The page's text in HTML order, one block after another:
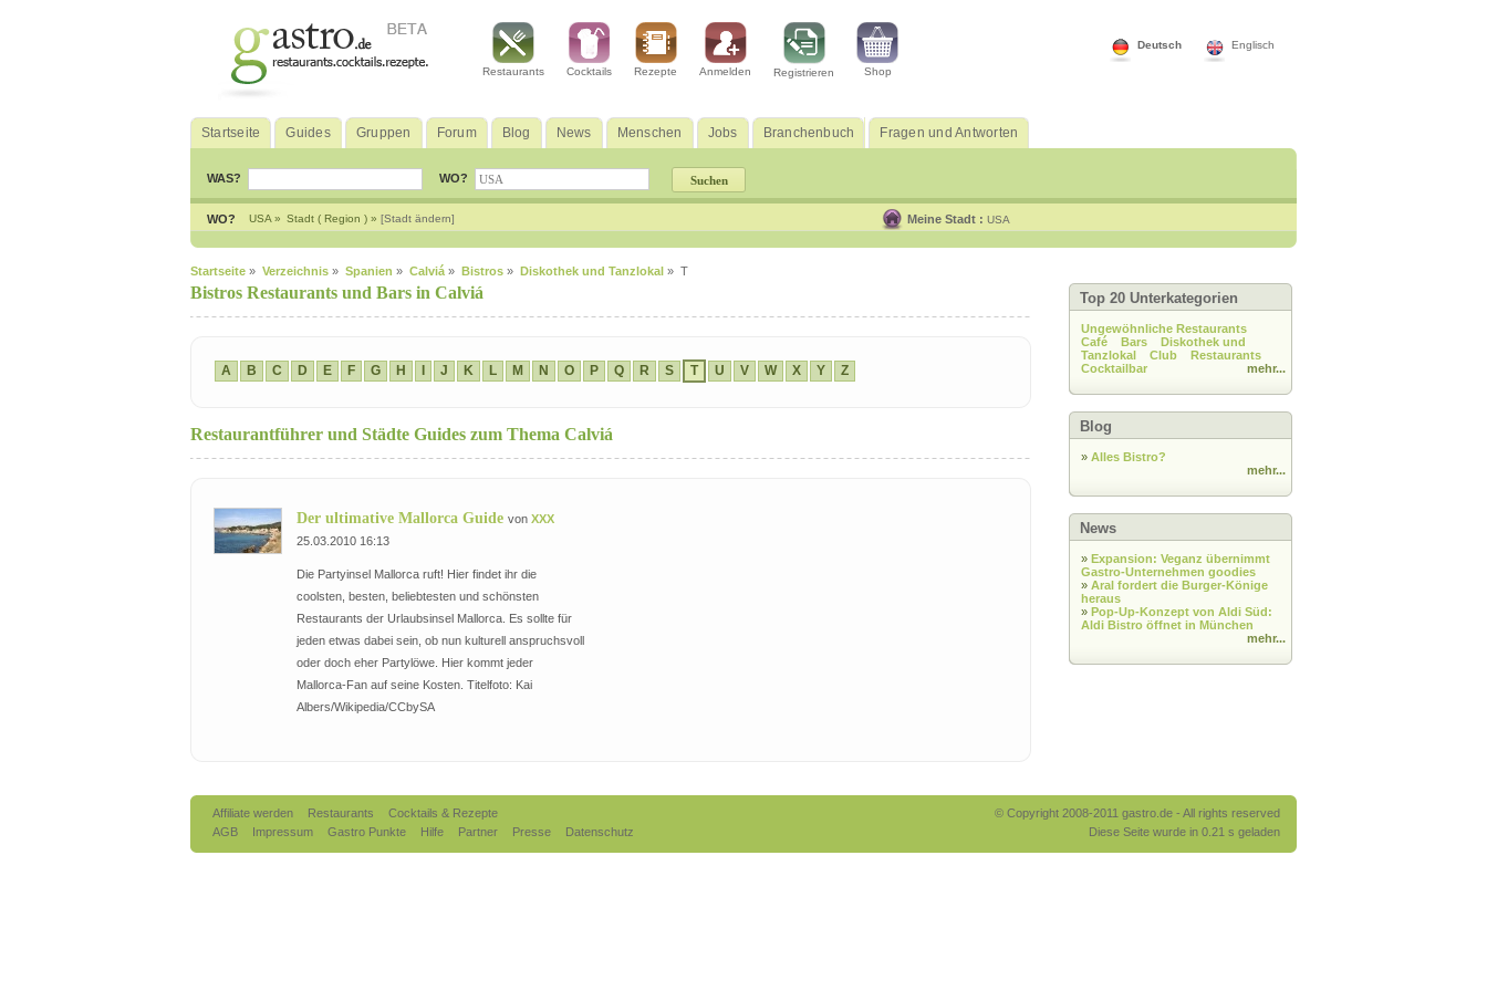
Englisch
Deutsch
Restaurants Cocktails Rezepte Anmelden Registrieren Shop
Startseite Guides Gruppen Forum Blog News Menschen Jobs Branchenbuch Fragen und Antworten
WAS? WO?
WO? USA » Stadt ( Region ) » [Stadt ändern] Meine Stadt : USA
Startseite » Verzeichnis » Spanien » Calviá » Bistros » Diskothek und Tanzlokal » T
Bistros Restaurants und Bars in Calviá
A B C D E F G H J K L M N O P Q R S T U V W X Y Z
Restaurantführer und Städte Guides zum Thema Calviá
Der ultimative Mallorca Guide von XXX
25.03.2010 16:13
Die Partyinsel Mallorca ruft! Hier findet ihr die
coolsten, besten, beliebtesten und schönsten
Restaurants der Urlaubsinsel Mallorca. Es sollte für
jeden etwas dabei sein, ob nun kulturell anspruchsvoll
oder doch eher Partylöwe. Hier kommt jeder
Mallorca-Fan auf seine Kosten. Titelfoto: Kai
Albers/Wikipedia/CCbySA
Top 20 Unterkategorien
Ungewöhnliche Restaurants
Café
Bars
Diskothek und
Tanzlokal
Club
Restaurants
Cocktailbar
mehr...
Blog
» Alles Bistro?
mehr...
News
» Expansion: Veganz übernimmt
Gastro-Unternehmen goodies
» Aral fordert die Burger-Könige
heraus
» Pop-Up-Konzept von Aldi Süd:
Aldi Bistro öffnet in München
mehr...
© Copyright 2008-2011 gastro.de - All rights reserved
Diese Seite wurde in 0.21 s geladen
Affiliate werden Restaurants
Cocktails & Rezepte
AGB
Impressum Gastro Punkte Hilfe Partner Presse Datenschutz